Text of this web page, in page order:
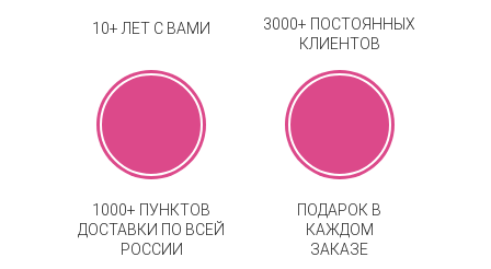
10+ ЛЕТ С ВАМИ
3000+ ПОСТОЯННЫХ
КЛИЕНТОВ
1000+ ПУНКТОВ
ДОСТАВКИ ПО ВСЕЙ
РОССИИ
ПОДАРОК В
КАЖДОМ
ЗАКАЗЕ